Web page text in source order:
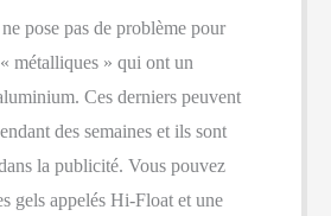
pose pas de problème pour
métalliques » qui ont un
Ces derniers peuvent
des semaines et ils sont
la publicité. Vous pouvez
gels appelés Hi-Float et une